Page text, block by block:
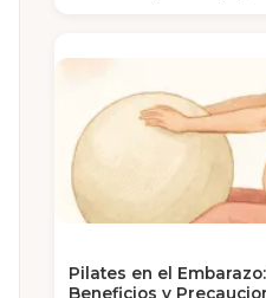
Pilates en el
Beneficios y